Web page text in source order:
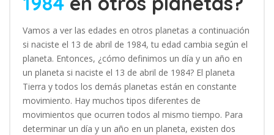
Vamos a ver las edades en otros planetas a continuación
si naciste el 13 de abril de 1984, tu edad cambia según el
planeta. Entonces, ¿cómo definimos un día y un año en
un planeta si naciste el 13 de abril de 1984? El planeta
Tierra y todos los demás planetas están en constante
movimiento. Hay muchos tipos diferentes de
movimientos que ocurren todos al mismo tiempo. Para
determinar un día y un año en un planeta, existen dos